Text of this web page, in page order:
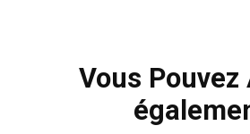
Vous Pouvez